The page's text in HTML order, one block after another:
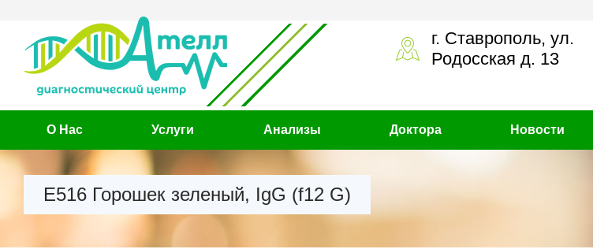
г. Ставрополь, ул.
Родосская д. 13
О Нас Услуги Анализы Доктора Новости
Е516 Горошек зеленый, IgG (f12 G)